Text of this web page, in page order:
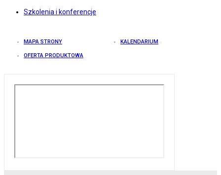
Szkolenia i konferencje
MAPA STRONY KALENDARIUM
OFERTA PRODUKTOWA